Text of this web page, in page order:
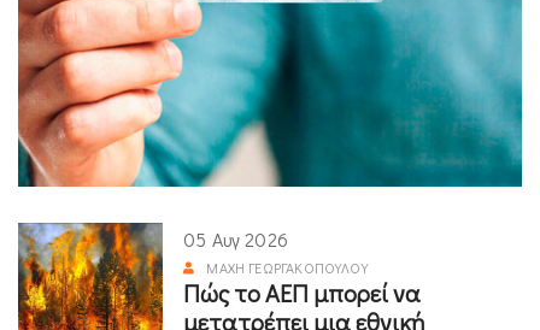
05 Αυγ 2026
ΜΆΧΗ ΓΕΩΡΓΑΚΟΠΟΎΛΟΥ
Πώς το ΑΕΠ μπορεί να
μετατρέπει μια εθνική